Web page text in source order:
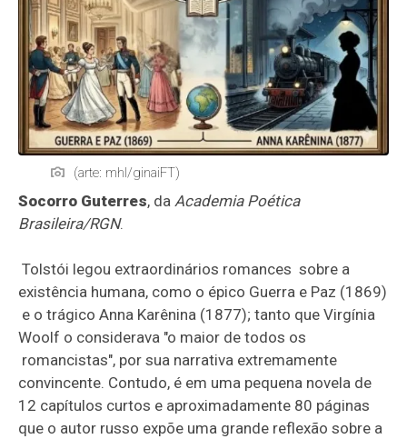
(arte: mhl/ginaiFT)
Socorro Guterres, daAcademia Poética
Brasileira/RGN.
Tolstói legou extraordinários romances sobre a
existência humana, como o épico Guerra e Paz (1869)
e o trágico Anna Karênina (1877); tanto que Virgínia
Woolf o considerava "o maior de todos os
romancistas", por sua narrativa extremamente
convincente. Contudo, é em uma pequena novela de
12 capítulos curtos e aproximadamente 80 páginas
que o autor russo expõe uma grande reflexão sobre a